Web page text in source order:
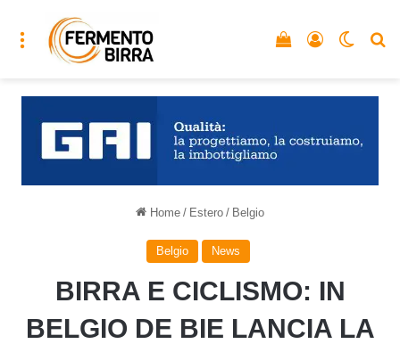
Menu Accedi
Vedi il carrello
Home / Estero / Belgio
Belgio News
BIRRA E CICLISMO: IN
BELGIO DE BIE LANCIA LA